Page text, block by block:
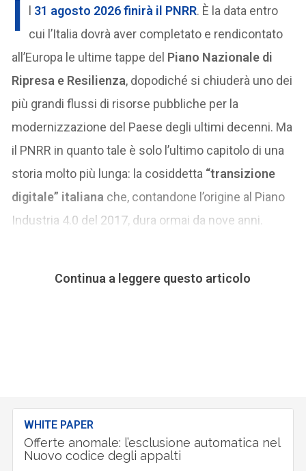
I l 31 agosto 2026finirà il PNRR. È la data entro
cui l’Italia dovrà aver completato e rendicontato
all’Europa le ultime tappe del Piano Nazionale di
Ripresa e Resilienza, dopodiché si chiuderà uno dei
più grandi flussi di risorse pubbliche per la
modernizzazione del Paese degli ultimi decenni. Ma
il PNRR in quanto tale è solo l’ultimo capitolo di una
storia molto più lunga: la cosiddetta “transizione
digitale” italiana che, contandone l’origine al Piano
Industria 4.0 del 2017, dura ormai da nove anni.
Continua a leggere questo articolo
WHITE PAPER
Offerte anomale: l’esclusione automatica nel
Nuovo codice degli appalti